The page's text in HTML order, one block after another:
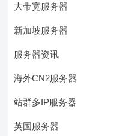
大带宽服务器
新加坡服务器
服务器资讯
海外CN2服务器
站群多IP服务器
英国服务器